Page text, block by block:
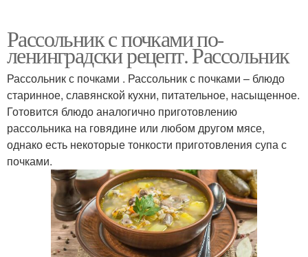
Рассольник с почками по-
ленинградски рецепт. Рассольник
Рассольник с почками . Рассольник с почками – блюдо
старинное, славянской кухни, питательное, насыщенное.
Готовится блюдо аналогично приготовлению
рассольника на говядине или любом другом мясе,
однако есть некоторые тонкости приготовления супа с
почками.